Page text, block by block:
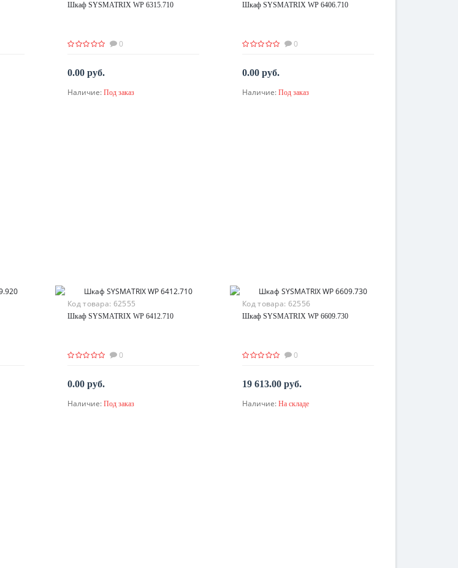
Шкаф SYSMATRIX WP 6315.710
0
0.00 руб.
По запросу
Наличие: Под заказ
Шкаф SYSMATRIX WP 6406.710
0
0.00 руб.
По запросу
Наличие: Под заказ
Код товара: 62555
Шкаф SYSMATRIX WP 6412.710
0
0.00 руб.
По запросу
Наличие: Под заказ
Код товара: 62556
Шкаф SYSMATRIX WP 6609.730
0
19 613.00 руб.
В корзину
Наличие: На складе